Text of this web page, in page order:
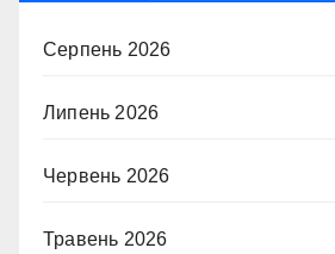
Серпень 2026
Липень 2026
Червень 2026
Травень 2026